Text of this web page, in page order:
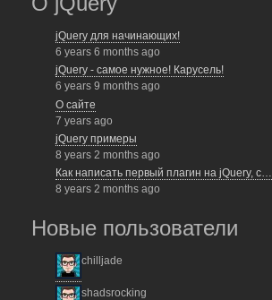
jQuery для начинающих!
6 years 6 months ago
jQuery - самое нужное! Карусель!
6 years 9 months ago
О сайте
7 years ago
jQuery примеры
8 years 2 months ago
Как написать первый плагин на jQuery, с…
8 years 2 months ago
Новые пользователи
chilljade
shadsrocking